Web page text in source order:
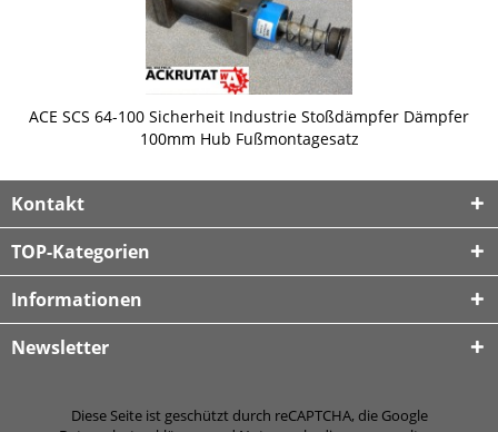
ACE SCS 64-100 Sicherheit Industrie Stoßdämpfer Dämpfer
100mm Hub Fußmontagesatz
Kontakt
TOP-Kategorien
Informationen
Newsletter
Diese Seite ist geschützt durch reCAPTCHA, die Google